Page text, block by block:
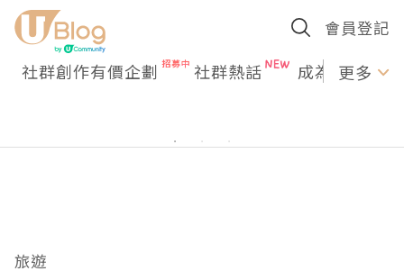
會員登記
社群創作有價企劃 社群熱話 成為U更多
旅遊